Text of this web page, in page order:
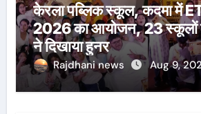
केरला पब्लिक स्कूल, कदमा में
2026 का आयोजन, 23 स्कूलों
ने दिखाया हुनर
Rajdhani news Aug 9,